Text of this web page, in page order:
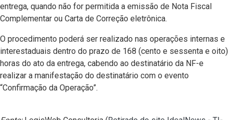
entrega, quando não for permitida a emissão de Nota Fiscal
Complementar ou Carta de Correção eletrônica.
O procedimento poderá ser realizado nas operações internas e
interestaduais dentro do prazo de 168 (cento e sessenta e oito)
horas do ato da entrega, cabendo ao destinatário da NF-e
realizar a manifestação do destinatário com o evento
“Confirmação da Operação”.